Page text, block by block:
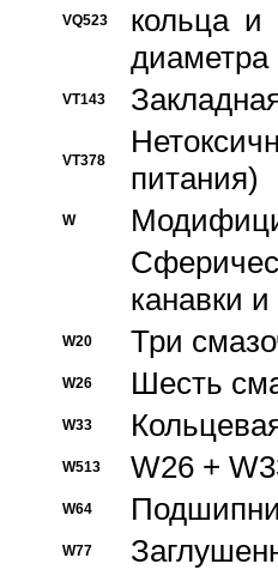
VQ523
кольца
диаметра
VT143
VT378
питания)
W
канавки
W20 Три
W26 Шесть
W33
W513 W26 +
W64
W77